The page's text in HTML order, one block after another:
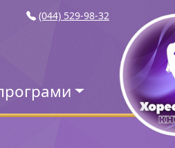
(044) 529-98-32